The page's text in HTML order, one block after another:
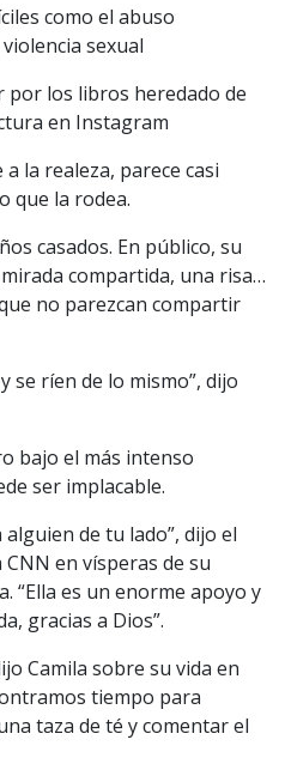
como el abuso
sexual
los libros heredado de
en Instagram
la realeza, parece casi
que la rodea.
casados. En público, su
compartida, una risa…
no parezcan compartir
se ríen de lo mismo”, dijo
bajo el más intenso
ser implacable.
de tu lado”, dijo el
en vísperas de su
“Ella es un enorme apoyo y
gracias a Dios”.
Camila sobre su vida en
tiempo para
taza de té y comentar el